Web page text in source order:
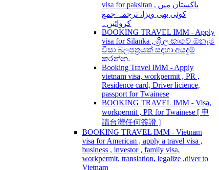
visa for paksitan , پاکستان میں
کوئی بھی ویزا، ترجمہ جمع
کروائیں۔
BOOKING TRAVEL IMM - Apply
visa for Silanka , ශ්‍රී ලංකාවේ ඕනෑම
වීසා බලපත්‍රයක් සඳහා අයදුම්
කරන්න.
Booking Travel IMM - Apply
vietnam visa, workpermit , PR ,
Residence card, Driver licience,
passport for Twainese
BOOKING TRAVEL IMM - Visa,
workpermit , PR for Twainese [ 申
請台灣任何簽證 ]
BOOKING TRAVEL IMM - Vietnam
visa for American , apply a travel visa ,
business , investor , family visa,
workpermit, translation, legalize ,diver to
Vietnam